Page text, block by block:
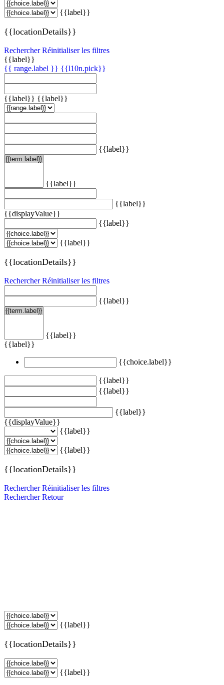
{{label}}
{{locationDetails}}
Rechercher Réinitialiser les filtres
{{label}}
{{ range.label }} {{l10n.pick}}
{{label}} {{label}}
{{label}}
{{label}}
{{label}}
{{displayValue}}
{{label}}
{{label}}
{{locationDetails}}
Rechercher Réinitialiser les filtres
{{label}}
{{label}}
{{label}}
{{choice.label}}
{{label}}
{{label}}
{{label}}
{{displayValue}}
{{label}}
{{label}}
{{locationDetails}}
Rechercher Réinitialiser les filtres
Rechercher Retour
{{label}}
{{locationDetails}}
{{label}}